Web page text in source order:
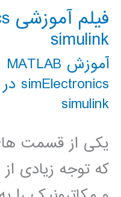
simulink
آموزش SimElectronics MATLAB متلب
simElectronics در Simulink
simulink
یکی از قسمت
که توجه زیادی